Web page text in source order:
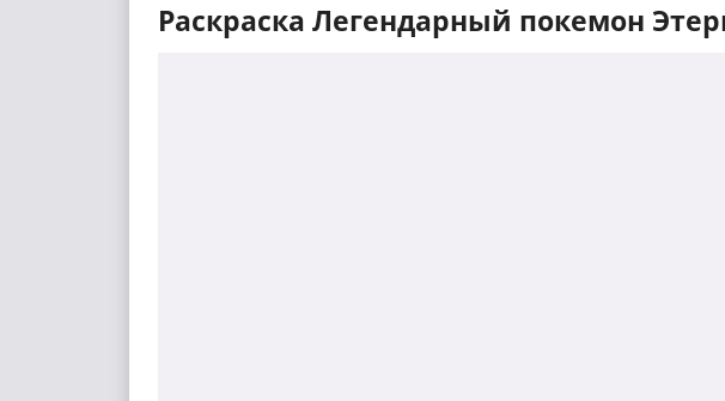
Раскраска Легендарный покемон